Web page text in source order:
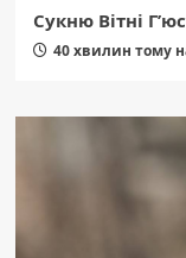
Сукню Вітні
40 хвилин тому